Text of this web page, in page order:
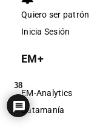
Quiero ser patrón
Inicia Sesión
EM+
EM-Analytics
Datamanía
38